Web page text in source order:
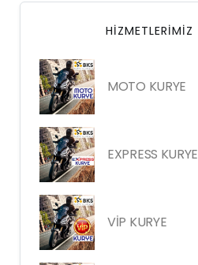
HIZMETLERIMIZ
MOTO KURYE
EXPRESS KURYE
VİP KURYE